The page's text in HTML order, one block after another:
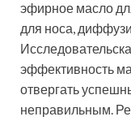
эфирное масло
для носа,
эффективность
отвергать
неправильным.